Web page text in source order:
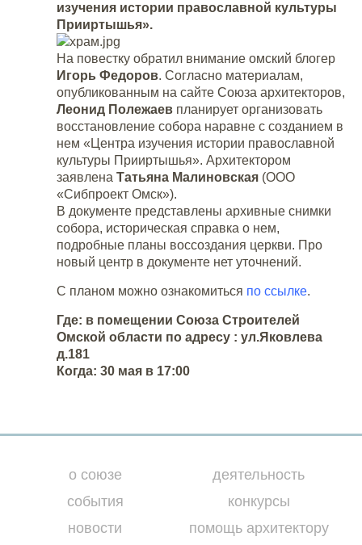
изучения истории православной культуры
Прииртышья».
На повестку обратил внимание омский блогер
Игорь Федоров. Согласно материалам,
опубликованным на сайте Союза архитекторов,
Леонид Полежаев планирует организовать
восстановление собора наравне с созданием в
нем «Центра изучения истории православной
культуры Прииртышья». Архитектором
заявлена Татьяна Малиновская (ООО
«Сибпроект Омск»).
В документе представлены архивные снимки
собора, историческая справка о нем,
подробные планы воссоздания церкви. Про
новый центр в документе нет уточнений.
С планом можно ознакомиться по ссылке.
Где: в помещении Союза Строителей
Омской области по адресу : ул.Яковлева
д.181
Когда: 30 мая в 17:00
о союзе
события
новости
деятельность
конкурсы
помощь архитектору